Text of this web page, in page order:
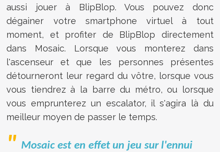
aussi jouer à BlipBlop. Vous pouvez donc
dégainer votre smartphone virtuel à tout
moment, et profiter de BlipBlop directement
dans Mosaic. Lorsque vous monterez dans
l'ascenseur et que les personnes présentes
détourneront leur regard du vôtre, lorsque vous
vous tiendrez à la barre du métro, ou lorsque
vous emprunterez un escalator, il s'agira là du
meilleur moyen de passer le temps.
Mosaic est en effet un jeu sur l'ennui